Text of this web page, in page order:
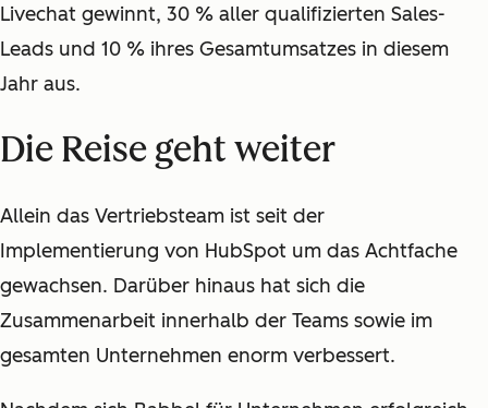
Livechat gewinnt, 30 % aller qualifizierten Sales-
Leads und 10 % ihres Gesamtumsatzes in diesem
Jahr aus.
Die Reise geht weiter
Allein das Vertriebsteam ist seit der
Implementierung von HubSpot um das Achtfache
gewachsen. Darüber hinaus hat sich die
Zusammenarbeit innerhalb der Teams sowie im
gesamten Unternehmen enorm verbessert.